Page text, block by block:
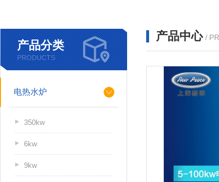
产品分类
PRODUCTS
电热水炉
350kw
6kw
9kw
产品中心 /